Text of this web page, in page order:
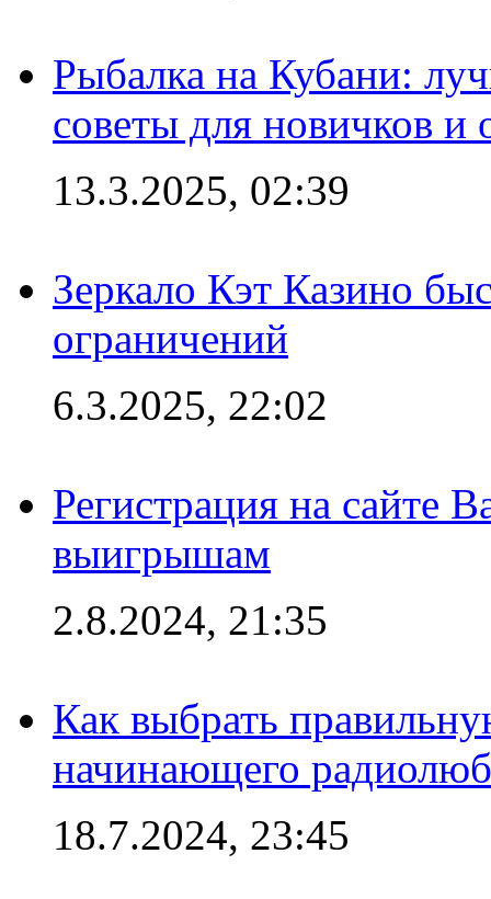
Рыбалка на Кубани:
советы для новичков
13.3.2025, 02:39
Зеркало Кэт Казино
ограничений
6.3.2025, 22:02
Регистрация на сайте
выигрышам
2.8.2024, 21:35
Как выбрать
начинающего
18.7.2024, 23:45